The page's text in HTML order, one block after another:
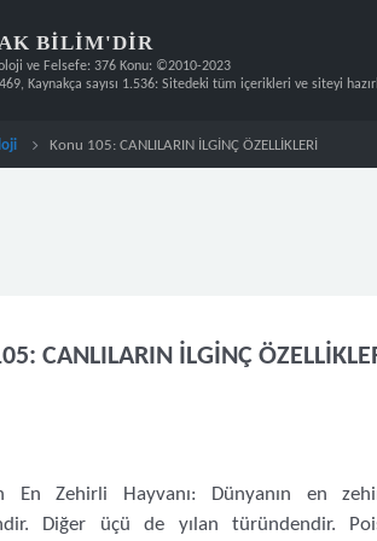
AK BILIM'DIR
Konu 105: CANLILARIN İLGİNÇ ÖZELLİKLERİ
CANLILARIN İLGİNÇ
En Zehirli Hayvanı: Dünyanın en
Diğer üçü de yılan türündendir.